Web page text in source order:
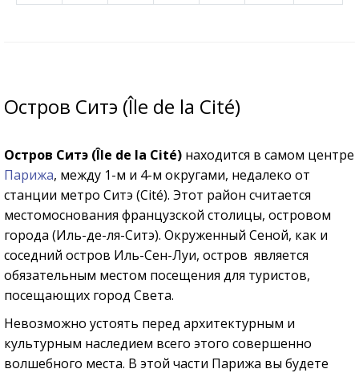
Остров Ситэ (Île de la Cité)
Остров Ситэ (Île de la Cité) находится в самом центре
Парижа, между 1-м и 4-м округами, недалеко от
станции метро Ситэ (Cité). Этот район считается
местомоснования французской столицы, островом
города (Иль-де-ля-Ситэ). Окруженный Сеной, как и
соседний остров Иль-Сен-Луи, остров является
обязательным местом посещения для туристов,
посещающих город Света.
Невозможно устоять перед архитектурным и
культурным наследием всего этого совершенно
волшебного места. В этой части Парижа вы будете